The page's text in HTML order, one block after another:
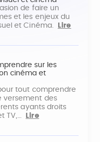
de faire un
et les enjeux du
et Cinéma.
Lire
sur les
cinéma et
tout comprendre
versement des
ayants droits
TV,…
Lire